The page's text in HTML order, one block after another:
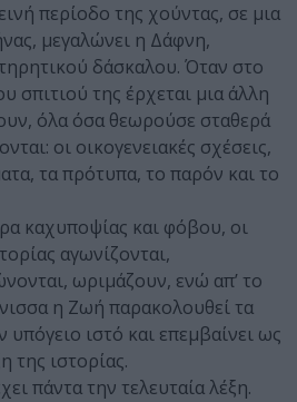
περίοδο της χούντας, σε μια
μεγαλώνει η Δάφνη,
δάσκαλου. Όταν στο
σπιτιού της έρχεται μια άλλη
όλα όσα θεωρούσε σταθερά
οι οικογενειακές σχέσεις,
τα πρότυπα, το παρόν και το
καχυποψίας και φόβου, οι
αγωνίζονται,
ωριμάζουν, ενώ απ’ το
η Ζωή παρακολουθεί τα
ιστό και επεμβαίνει ως
της ιστορίας.
πάντα την τελευταία λέξη.